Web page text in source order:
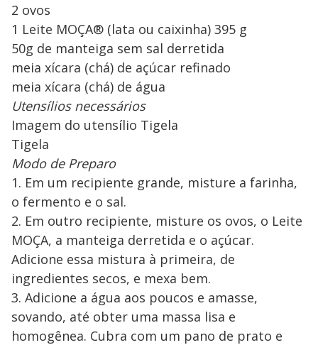
2 ovos
1 Leite MOÇA® (lata ou caixinha) 395 g
50g de manteiga sem sal derretida
meia xícara (chá) de açúcar refinado
meia xícara (chá) de água
Utensílios necessários
Imagem do utensílio Tigela
Tigela
Modo de Preparo
1. Em um recipiente grande, misture a farinha,
o fermento e o sal.
2. Em outro recipiente, misture os ovos, o Leite
MOÇA, a manteiga derretida e o açúcar.
Adicione essa mistura à primeira, de
ingredientes secos, e mexa bem.
3. Adicione a água aos poucos e amasse,
sovando, até obter uma massa lisa e
homogênea. Cubra com um pano de prato e